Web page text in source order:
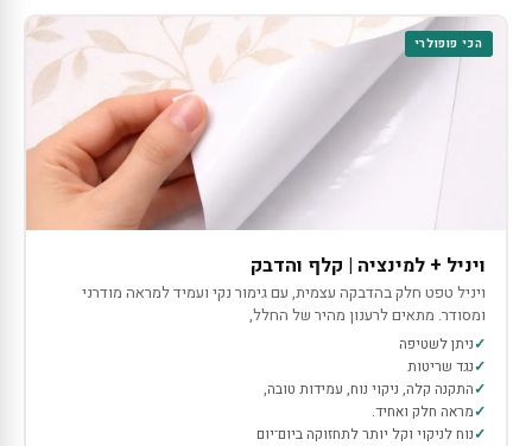
הכי פופולרי
ויניל + למינציה | קלף והדבק
ויניל טפט חלק בהדבקה עצמית, עם גימור נקי ועמיד למראה מודרני
ומסודר. מתאים לרענון מהיר של החלל,
ניתן לשטיפה
נגד שריטות
התקנה קלה, ניקוי נוח, עמידות טובה,
מראה חלק ואחיד.
נוח לניקוי וקל יותר לתחזוקה ביום־יום